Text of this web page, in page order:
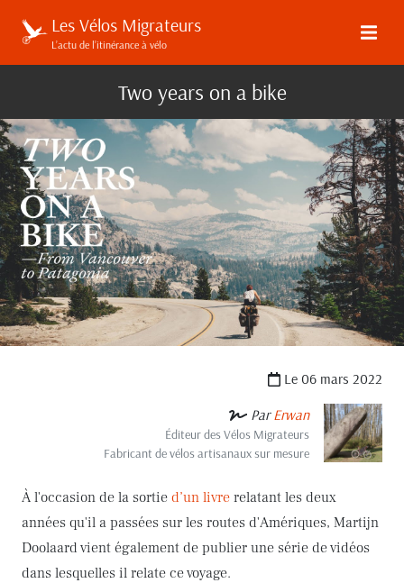
Les Vélos Migrateurs
L’actu de l’itinérance à vélo
Two years on a bike
Le 06 mars 2022
ParErwan
Éditeur des Vélos Migrateurs
Fabricant de vélos artisanaux sur mesure
À l'occasion de la sortie d’un livre relatant les deux
années qu'il a passées sur les routes d'Amériques, Martijn
Doolaard vient également de publier une série de vidéos
dans lesquelles il relate ce voyage.